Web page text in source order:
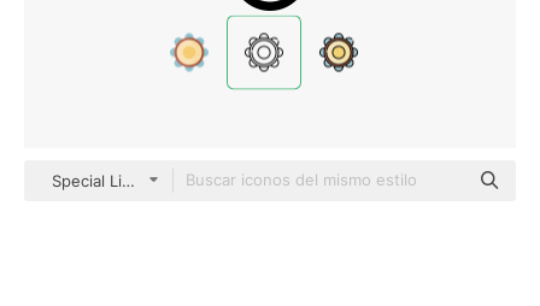
Special Lineal